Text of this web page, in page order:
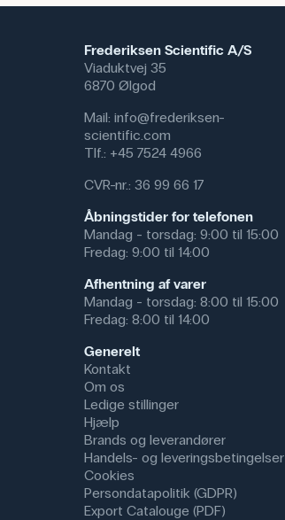
Frederiksen Scientific A/S
Viaduktvej 35
6870 Ølgod
Mail: info@frederiksen-
scientific.com
Tlf.: +45 7524 4966
CVR-nr.: 36 99 66 17
Åbningstider for telefonen
Mandag - torsdag: 9:00 til 15:00
Fredag: 9:00 til 14:00
Afhentning af varer
Mandag - torsdag: 8:00 til 15:00
Fredag: 8:00 til 14:00
Generelt
Kontakt
Om os
Ledige stillinger
Hjælp
Brands og leverandører
Handels- og leveringsbetingelser
Cookies
Persondatapolitik (GDPR)
Export Catalouge (PDF)